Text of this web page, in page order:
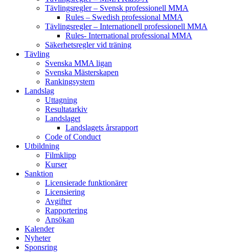
Tävlingsregler – Svensk professionell MMA
Rules – Swedish professional MMA
Tävlingsregler – Internationell professionell MMA
Rules- International professional MMA
Säkerhetsregler vid träning
Tävling
Svenska MMA ligan
Svenska Mästerskapen
Rankingsystem
Landslag
Uttagning
Resultatarkiv
Landslaget
Landslagets årsrapport
Code of Conduct
Utbildning
Filmklipp
Kurser
Sanktion
Licensierade funktionärer
Licensiering
Avgifter
Rapportering
Ansökan
Kalender
Nyheter
Sponsring